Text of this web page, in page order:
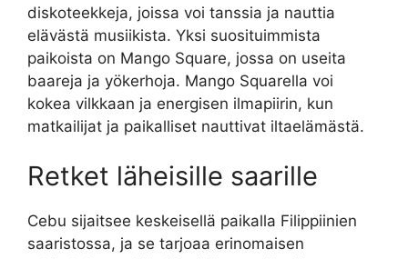
diskoteekkeja, joissa voi tanssia ja nauttia
elävästä musiikista. Yksi suosituimmista
paikoista on Mango Square, jossa on useita
baareja ja yökerhoja. Mango Squarella voi
kokea vilkkaan ja energisen ilmapiirin, kun
matkailijat ja paikalliset nauttivat iltaelämästä.
Retket läheisille saarille
Cebu sijaitsee keskeisellä paikalla Filippiinien
saaristossa, ja se tarjoaa erinomaisen